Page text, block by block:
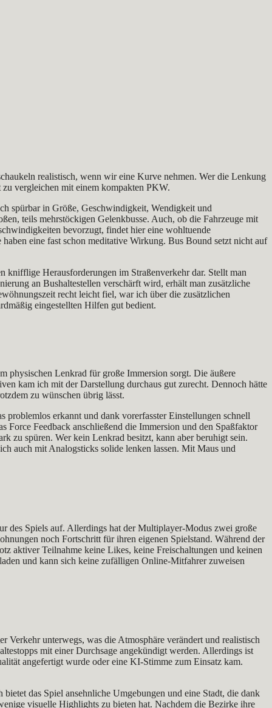
realistisch, wenn wir eine Kurve nehmen. Wer die Lenkung
vergleichen mit einem kompakten PKW.
spürbar in Größe, Geschwindigkeit, Wendigkeit und
teils mehrstöckigen Gelenkbusse. Auch, ob die Fahrzeuge mit
bevorzugt, findet hier eine wohltuende
eine fast schon meditative Wirkung. Bus Bound setzt nicht auf
knifflige Herausforderungen im Straßenverkehr dar. Stellt man
an Bushaltestellen verschärft wird, erhält man zusätzliche
recht leicht fiel, war ich über die zusätzlichen
eingestellten Hilfen gut bedient.
physischen Lenkrad für große Immersion sorgt. Die äußere
kam ich mit der Darstellung durchaus gut zurecht. Dennoch hätte
zu wünschen übrig lässt.
erkannt und dank vorerfasster Einstellungen schnell
Force Feedback anschließend die Immersion und den Spaßfaktor
zu spüren. Wer kein Lenkrad besitzt, kann aber beruhigt sein.
auch mit Analogsticks solide lenken lassen. Mit Maus und
des Spiels auf. Allerdings hat der Multiplayer-Modus zwei große
noch Fortschritt für ihren eigenen Spielstand. Während der
aktiver Teilnahme keine Likes, keine Freischaltungen und keinen
und kann sich keine zufälligen Online-Mitfahrer zuweisen
Verkehr unterwegs, was die Atmosphäre verändert und realistisch
mit einer Durchsage angekündigt werden. Allerdings ist
angefertigt wurde oder eine KI-Stimme zum Einsatz kam.
das Spiel ansehnliche Umgebungen und eine Stadt, die dank
visuelle Highlights zu bieten hat. Nachdem die Bezirke ihre